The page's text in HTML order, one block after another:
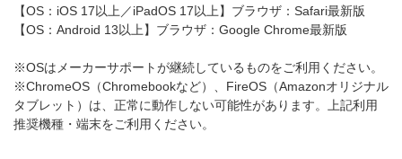
【OS：iOS 17以上／iPadOS 17以上】ブラウザ：Safari最新版
【OS：Android 13以上】ブラウザ：Google Chrome最新版
※OSはメーカーサポートが継続しているものをご利用ください。
※ChromeOS（Chromebookなど）、FireOS（Amazonオリジナル
タブレット）は、正常に動作しない可能性があります。上記利用
推奨機種・端末をご利用ください。